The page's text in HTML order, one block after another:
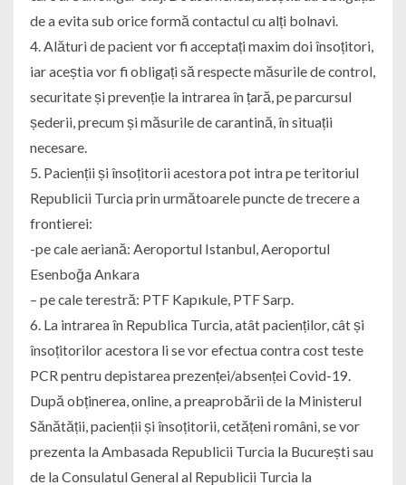
de a evita sub orice formă contactul cu alți bolnavi.
4. Alături de pacient vor fi acceptați maxim doi însoțitori,
iar aceștia vor fi obligați să respecte măsurile de control,
securitate și prevenție la intrarea în țară, pe parcursul
șederii, precum și măsurile de carantină, în situații
necesare.
5. Pacienții și însoțitorii acestora pot intra pe teritoriul
Republicii Turcia prin următoarele puncte de trecere a
frontierei:
-pe cale aeriană: Aeroportul Istanbul, Aeroportul
Esenboğa Ankara
– pe cale terestră: PTF Kapıkule, PTF Sarp.
6. La intrarea în Republica Turcia, atât pacienților, cât și
însoțitorilor acestora li se vor efectua contra cost teste
PCR pentru depistarea prezenței/absenței Covid-19.
După obținerea, online, a preaprobării de la Ministerul
Sănătății, pacienții și însoțitorii, cetățeni români, se vor
prezenta la Ambasada Republicii Turcia la București sau
de la Consulatul General al Republicii Turcia la